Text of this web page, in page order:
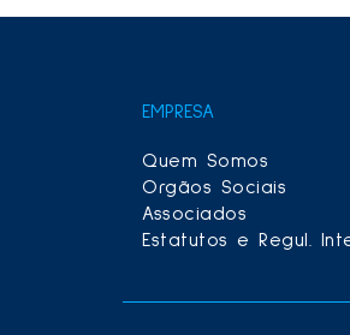
EMPRESA
Quem Somos
Orgãos Sociais
Associados
Estatutos e Regul.